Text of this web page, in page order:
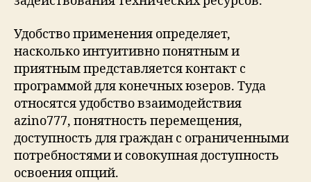
Удобство применения определяет,
насколько интуитивно понятным и
приятным представляется контакт с
программой для конечных юзеров. Туда
относятся удобство взаимодействия
azino777, понятность перемещения,
доступность для граждан с ограниченными
потребностями и совокупная доступность
освоения опций.